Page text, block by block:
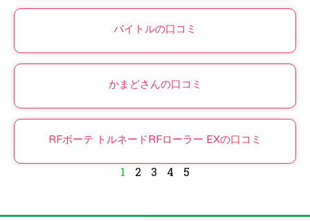
バイトルの口コミ
かまどさんの口コミ
RFボーテ トルネードRFローラー EXの口コミ
1 2 3 4 5